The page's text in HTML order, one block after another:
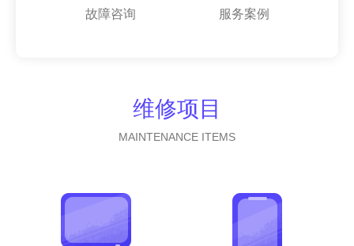
故障咨询 服务案例
维修项目
MAINTENANCE ITEMS